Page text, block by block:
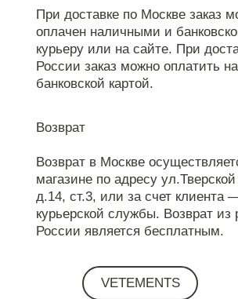
При доставке по Москве заказ
оплачен наличными и
курьеру или на сайте. При
России заказ можно оплатить
банковской картой.
Возврат
Возврат в Москве
магазине по адресу
д.14, ст.3, или за счет
курьерской службы. Возврат из
России является бесплатным.
VETEMENTS